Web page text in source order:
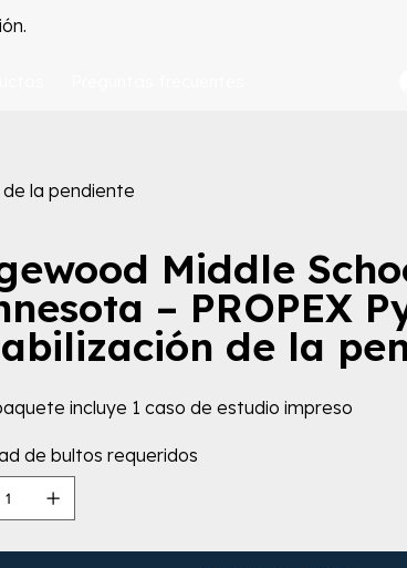
de la pendiente
Middle
– PROPEX
de la
incluye 1 caso de estudio impreso
de bultos requeridos